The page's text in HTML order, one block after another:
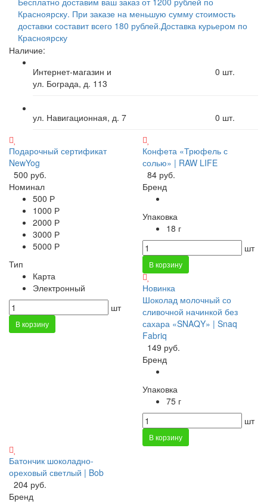
Красноярску. При заказе на меньшую сумму стоимость
доставки составит всего 180 рублей.Доставка курьером по
Красноярску
Наличие:
Интернет-магазин и
ул. Бограда, д. 113
0 шт.
ул. Навигационная, д. 7 0 шт.
Подарочный сертификат
NewYog
500 руб.
Номинал
500 Р
1000 Р
2000 Р
3000 Р
5000 Р
Тип
Карта
Электронный
шт
В корзину
Конфета «Трюфель с
солью» | RAW LIFE
84 руб.
Бренд
Упаковка
18 г
шт
В корзину
Новинка
Шоколад молочный со
сливочной начинкой без
сахара «SNAQY» | Snaq
Fabriq
149 руб.
Бренд
Упаковка
75 г
шт
В корзину
Батончик шоколадно-
ореховый светлый | Bob
204 руб.
Бренд